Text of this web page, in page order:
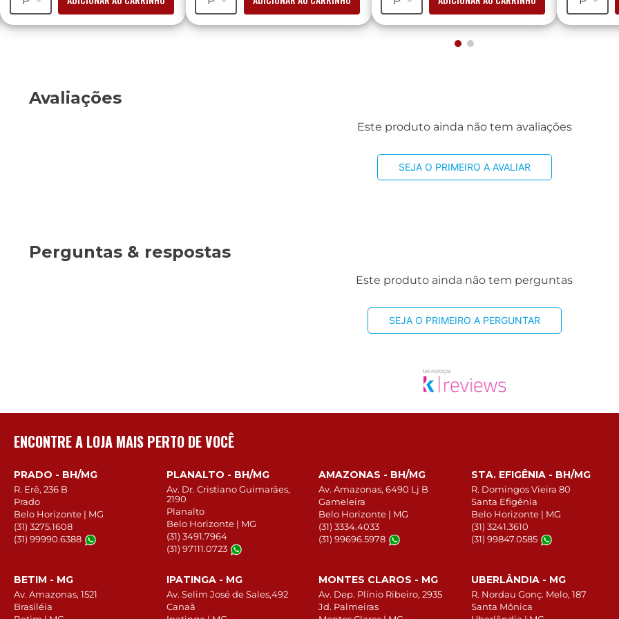
Avaliações
Este produto ainda não tem avaliações
SEJA O PRIMEIRO A AVALIAR
Perguntas & respostas
Este produto ainda não tem perguntas
SEJA O PRIMEIRO A PERGUNTAR
ENCONTRE A LOJA MAIS PERTO DE VOCÊ
PRADO - BH/MG
R. Erê, 236 B
Prado
Belo Horizonte | MG
(31) 3275.1608
(31) 99990.6388
PLANALTO - BH/MG
Av. Dr. Cristiano Guimarães,
2190
Planalto
Belo Horizonte | MG
(31) 3491.7964
(31) 97111.0723
AMAZONAS - BH/MG
Av. Amazonas, 6490 Lj B
Gameleira
Belo Horizonte | MG
(31) 3334.4033
(31) 99696.5978
STA. EFIGÊNIA - BH/MG
R. Domingos Vieira 80
Santa Efigênia
Belo Horizonte | MG
(31) 3241.3610
(31) 99847.0585
BETIM - MG
Av. Amazonas, 1521
Brasiléia
IPATINGA - MG
Av. Selim José de Sales,492
Canaã
MONTES CLAROS - MG
Av. Dep. Plínio Ribeiro, 2935
Jd. Palmeiras
UBERLÂNDIA - MG
R. Nordau Gonç. Melo, 187
Santa Mônica